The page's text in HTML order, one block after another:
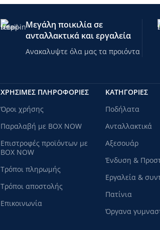
Μεγάλη ποικιλία σε
ανταλλακτικά και εργαλεία
Ανακαλυψτε όλα μας τα προιόντα
ΧΡΗΣΙΜΕΣ ΠΛΗΡΟΦΟΡΙΕΣ
Όροι χρήσης
Παραλαβή με BOX NOW
Επιστροφές προϊόντων με
BOX NOW
Τρόποι πληρωμής
Τρόποι αποστολής
Επικοινωνία
ΚΑΤΗΓΟΡΊΕΣ
Ποδήλατα
Ανταλλακτικά
Αξεσουάρ
Ένδυση &
Εργαλεία &
Πατίνια
Όργανα